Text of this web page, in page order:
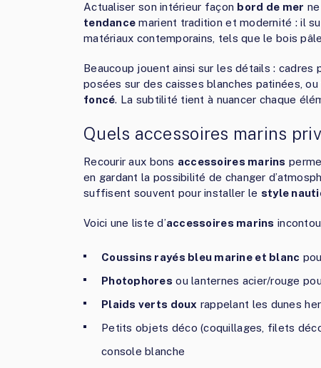
Actualiser son intérieur façon bord de mer
tendance marient tradition et modernité : il
matériaux contemporains, tels que le bois
Beaucoup jouent ainsi sur les détails : cadres
posées sur des caisses blanches patinées,
foncé. La subtilité tient à nuancer chaque
Quels accessoires marins
Recourir aux bons accessoires marins
en gardant la possibilité de changer
suffisent souvent pour installer le style
Voici une liste d’accessoires marins
Coussins rayés bleu marine et blanc
Photophores ou lanternes acier/rouge
Plaids verts doux rappelant les dunes
Petits objets déco (coquillages, filets
console blanche